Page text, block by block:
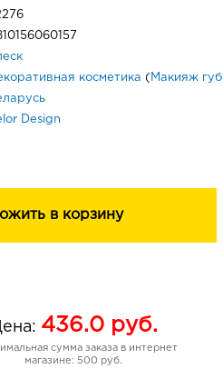
косметика ( Макияж губ
Design
в корзину
436.0руб.
сумма заказа в интернет
магазине: 500 руб.